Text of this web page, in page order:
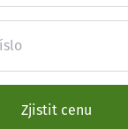
Zjistit cenu